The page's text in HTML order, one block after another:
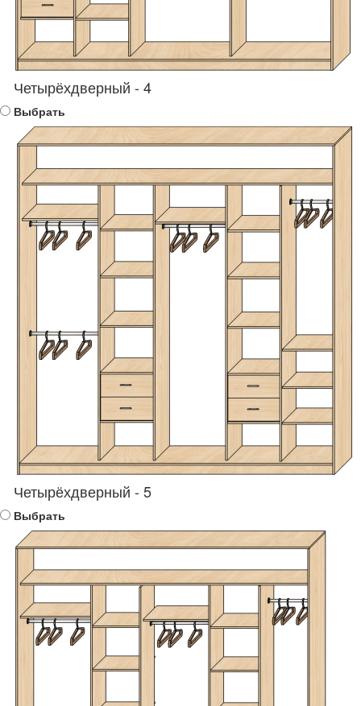
Четырёхдверный - 4
Выбрать
Четырёхдверный - 5
Выбрать